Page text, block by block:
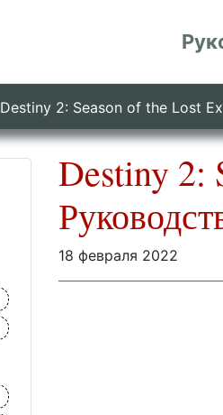
Destiny 2: Season of the Lost
Destiny 2:
18 февраля 2022